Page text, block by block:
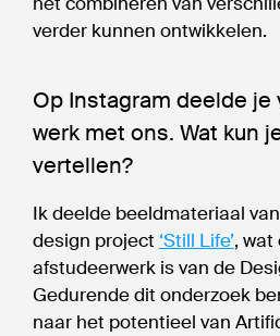
verder kunnen ontwikkelen.
Op Instagram deelde je
werk met ons. Wat kun
vertellen?
Ik deelde beeldmateriaal
design project ‘Still Life’, wat
afstudeerwerk is van de
Gedurende dit onderzoek
naar het potentieel van